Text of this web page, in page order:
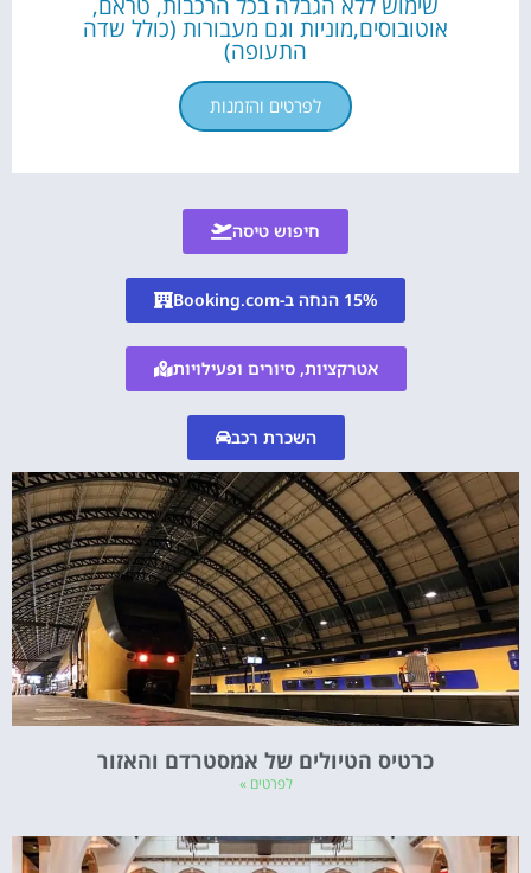
שימוש ללא הגבלה בכל הרכבות, טראם,
אוטובוסים,מוניות וגם מעבורות (כולל שדה
התעופה)
לפרטים והזמנות
חיפוש טיסה
15% הנחה ב-Booking.com
אטרקציות, סיורים ופעילויות
השכרת רכב
כרטיס הטיולים של אמסטרדם והאזור
לפרטים »